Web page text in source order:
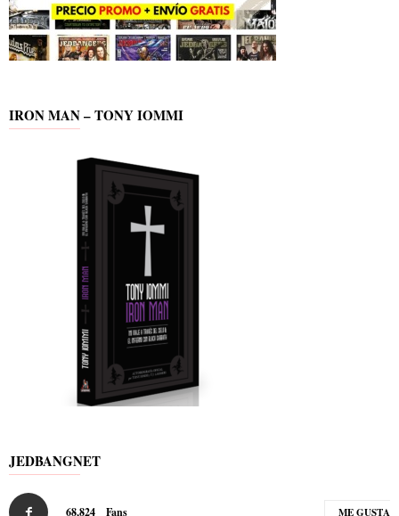
IRON MAN – TONY IOMMI
JEDBANGNET
68,824 Fans ME GUSTA